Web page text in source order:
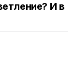
И в